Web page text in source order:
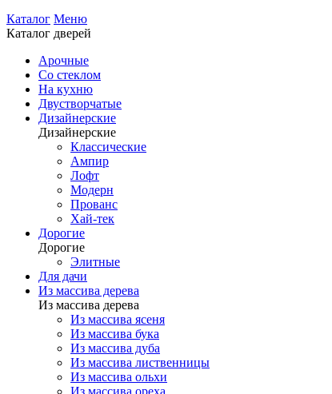
Каталог Меню
Каталог дверей
Арочные
Со стеклом
На кухню
Двустворчатые
Дизайнерские
Дизайнерские
Классические
Ампир
Лофт
Модерн
Прованс
Хай-тек
Дорогие
Дорогие
Элитные
Для дачи
Из массива дерева
Из массива дерева
Из массива ясеня
Из массива бука
Из массива дуба
Из массива лиственницы
Из массива ольхи